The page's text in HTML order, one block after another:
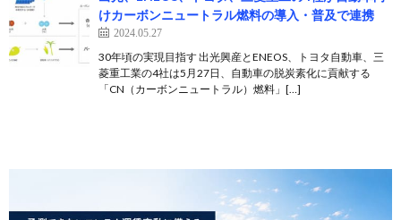
けカーボンニュートラル燃料の導入・普及で連携
2024.05.27
30年頃の実現目指す 出光興産とENEOS、トヨタ自動車、三
菱重工業の4社は5月27日、自動車の脱炭素化に貢献する
「CN（カーボンニュートラル）燃料」[…]